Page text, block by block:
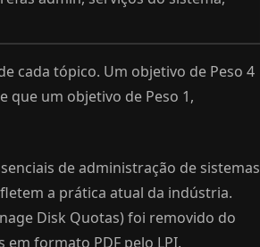
cada tópico. Um objetivo de Peso 4
que um objetivo de Peso 1,
de administração de sistemas
a prática atual da indústria.
Disk Quotas) foi removido do
formato PDF pelo LPI.